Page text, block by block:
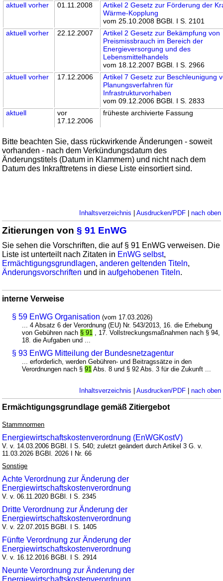
aktuell vorher 01.11.2008
Artikel 2 Gesetz zur Förderung der
Wärme-Kopplung
vom 25.10.2008 BGBl. I S. 2101
aktuell vorher 22.12.2007
Artikel 2 Gesetz zur Bekämpfung von
Preismissbrauch im Bereich der
Energieversorgung und des
Lebensmittelhandels
vom 18.12.2007 BGBl. I S. 2966
aktuell vorher 17.12.2006
Artikel 7 Gesetz zur Beschleunigung
Planungsverfahren für
Infrastrukturvorhaben
vom 09.12.2006 BGBl. I S. 2833
aktuell
vor
17.12.2006
früheste archivierte Fassung
Bitte beachten Sie, dass rückwirkende Änderungen - soweit
vorhanden - nach dem Verkündungsdatum des
Änderungstitels (Datum in Klammern) und nicht nach dem
Datum des Inkrafttretens in diese Liste einsortiert sind.
Inhaltsverzeichnis | Ausdrucken/PDF| nach oben
Zitierungen von§ 91 EnWG
Sie sehen die Vorschriften, die auf § 91 EnWG verweisen. Die
Liste ist unterteilt nach Zitaten in EnWG selbst,
Ermächtigungsgrundlagen,anderen geltenden Titeln,
Änderungsvorschriften und inaufgehobenen Titeln.
interne Verweise
§ 59 EnWG Organisation (vom 17.03.2026)
... 4 Absatz 6 der Verordnung (EU) Nr. 543/2013, 16. die Erhebung
von Gebühren nach § 91
, 17. Vollstreckungsmaßnahmen nach § 94,
18. die Aufgaben und ...
§ 93 EnWG Mitteilung der Bundesnetzagentur
... erforderlich, werden Gebühren- und Beitragssätze in den
Verordnungen nach §91 Abs. 8 und § 92 Abs. 3 für die Zukunft ...
Inhaltsverzeichnis | Ausdrucken/PDF| nach oben
Ermächtigungsgrundlage gemäß Zitiergebot
Stammnormen
Energiewirtschaftskostenverordnung (EnWGKostV)
V. v. 14.03.2006 BGBl. I S. 540; zuletzt geändert durch Artikel 3 G. v.
11.03.2026 BGBl. 2026 I Nr. 66
Sonstige
Achte Verordnung zur Änderung der
Energiewirtschaftskostenverordnung
V. v. 06.11.2020 BGBl. I S. 2345
Dritte Verordnung zur Änderung der
Energiewirtschaftskostenverordnung
V. v. 22.07.2015 BGBl. I S. 1405
Fünfte Verordnung zur Änderung der
Energiewirtschaftskostenverordnung
V. v. 16.12.2016 BGBl. I S. 2914
Neunte Verordnung zur Änderung der
Energiewirtschaftskostenverordnung